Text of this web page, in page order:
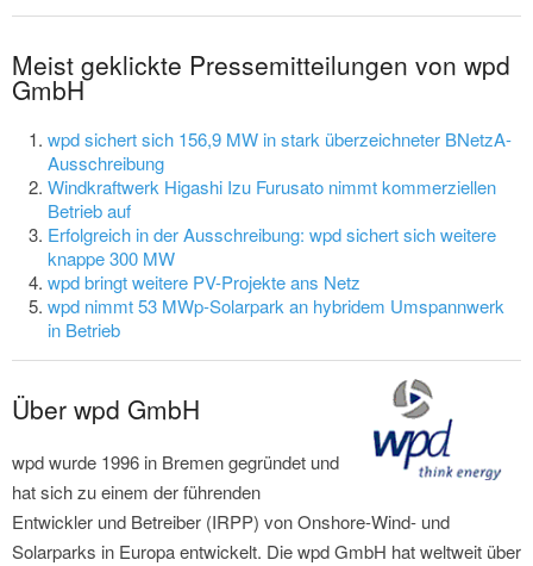
Meist geklickte Pressemitteilungen von wpd
GmbH
wpd sichert sich 156,9 MW in stark überzeichneter BNetzA-
Ausschreibung
Windkraftwerk Higashi Izu Furusato nimmt kommerziellen
Betrieb auf
Erfolgreich in der Ausschreibung: wpd sichert sich weitere
knappe 300 MW
wpd bringt weitere PV-Projekte ans Netz
wpd nimmt 53 MWp-Solarpark an hybridem Umspannwerk
in Betrieb
Über wpd GmbH
wpd wurde 1996 in Bremen gegründet und
hat sich zu einem der führenden
Entwickler und Betreiber (IRPP) von Onshore-Wind- und
Solarparks in Europa entwickelt. Die wpd GmbH hat weltweit über